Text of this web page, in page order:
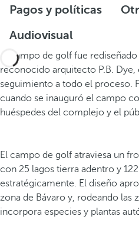
Pagos y políticas
Audiovisual
El campo de golf fue
reconocido arquitecto P.B. Dye,
seguimiento a todo el proceso.
cuando se inauguró el campo
huéspedes del complejo y el
El campo de golf atraviesa un
con 25 lagos tierra adentro y
estratégicamente. El diseño
zona de Bávaro y, rodeando las
incorpora especies y plantas